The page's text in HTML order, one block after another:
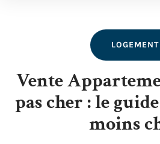
LOGEMENT
Vente
pas cher : le
moins